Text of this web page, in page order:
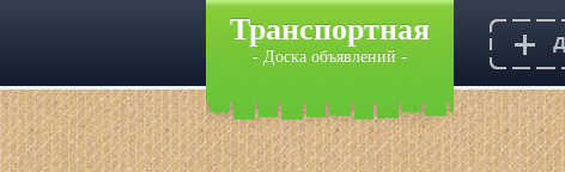
Транспортная
- Доска объявлений -